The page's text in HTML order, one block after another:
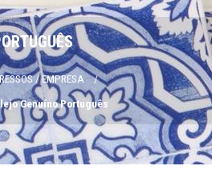
/ EMPRESA /
Genuíno Português